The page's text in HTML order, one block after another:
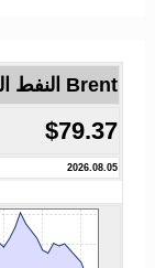
Brent النفط الخام
$79.37
2026.08.05